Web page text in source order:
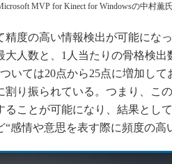
MVP for Kinect for Windowsの中村薫
度の高い情報検出が可能にな
大人数と、1人当たりの骨格検
いては20点から25点に増加し
割り振られている。つまり、こ
ることが可能になり、結果とし
感情や意思を表す際に頻度の高